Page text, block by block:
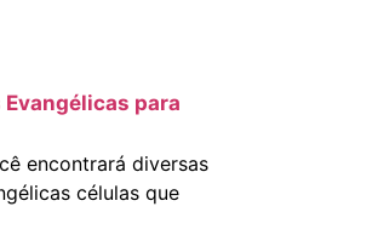
para
encontrará diversas
células que